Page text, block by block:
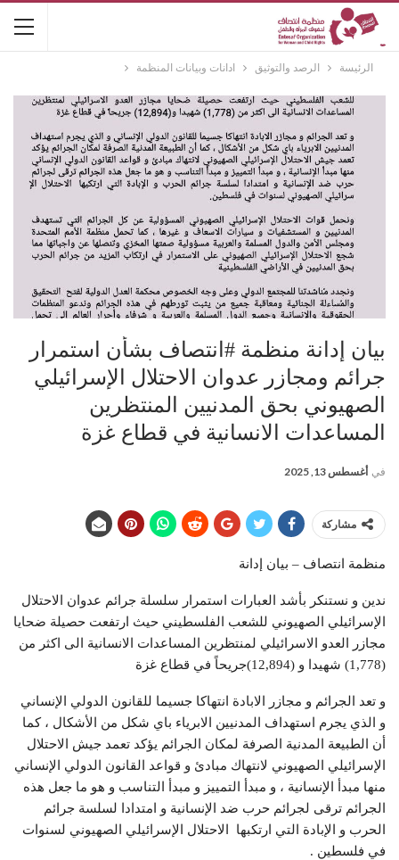
الرئيسة الرصد والتوثيق ادانات وبيانات المنظمة
بيان إدانة منظمة #انتصاف بشأن استمرار
جرائم ومجازر عدوان الاحتلال الإسرائيلي
الصهيوني بحق المدنيين المنتظرين
المساعدات الانسانية في قطاع غزة
في أغسطس 13, 2025
مشاركة
منظمة انتصاف – بيان إدانة
ندين و نستنكر بأشد العبارات استمرار سلسلة جرائم عدوان الاحتلال
الإسرائيلي الصهيوني للشعب الفلسطيني حيث ارتفعت حصيلة ضحايا
مجازر العدو الاسرائيلي لمنتظرين المساعدات الانسانية الى اكثر من
(1,778) شهيدا و (12,894)جريحاً في قطاع غزة
و تعد الجرائم و مجازر الابادة انتهاكا جسيما للقانون الدولي الإنساني
و الذي يجرم استهداف المدنيين الابرياء باي شكل من الأشكال ، كما
أن الطبيعة المدنية الصرفة لمكان الجرائم يؤكد تعمد جيش الاحتلال
الإسرائيلي الصهيوني لانتهاك مبادئ و قواعد القانون الدولي الإنساني
منها مبدأ الإنسانية ، و مبدأ التمييز و مبدأ التناسب و هو ما جعل هذه
الجرائم ترقى لجرائم حرب ضد الإنسانية و امتدادا لسلسة جرائم
الحرب و الإبادة التي ارتكبها الاحتلال الإسرائيلي الصهيوني لسنوات
في فلسطين .